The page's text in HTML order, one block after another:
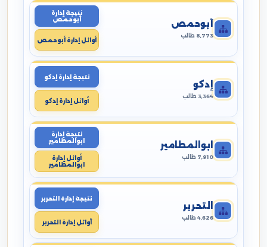
أبوحمص
8,773 طالب
نتيجة إدارة
أبوحمص
أوائل إدارة أبوحمص
إدكو
3,364 طالب
نتيجة إدارة إدكو
أوائل إدارة إدكو
ابوالمطامير
7,910 طالب
نتيجة إدارة
ابوالمطامير
أوائل إدارة
ابوالمطامير
التحرير
4,626 طالب
نتيجة إدارة التحرير
أوائل إدارة التحرير